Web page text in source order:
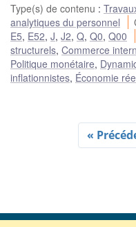
Type(s) de contenu :
analytiques du personnel
E5, E52, J, J2, Q, Q0, Q00
structurels, Commerce
Politique monétaire,
inflationnistes, Économie
«